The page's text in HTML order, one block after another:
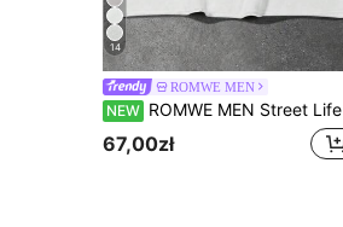
14
ROMWE MEN
NEW ROMWE MEN Street Life Męski letni casualowy top na ramiączkach w kwiatowy wzór
67,00zł